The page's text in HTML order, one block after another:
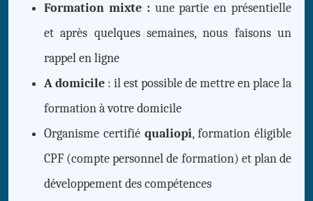
Formation mixte : une partie en présentielle
et après quelques semaines, nous faisons un
rappel en ligne
A domicile: il est possible de mettre en place la
formation à votre domicile
Organisme certifié qualiopi, formation éligible
CPF (compte personnel de formation) et plan de
développement des compétences